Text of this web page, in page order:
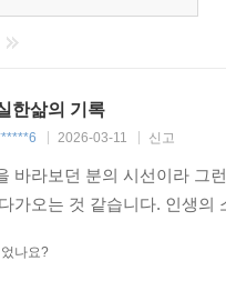
한삶의 기록
2026-03-11 신고
바라보던 분의 시선이라 그
가오는 것 같습니다. 인생
나요?